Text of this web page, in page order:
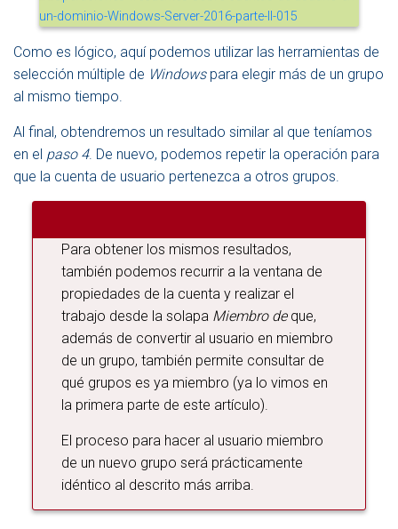
Como es lógico, aquí podemos utilizar las herramientas de
selección múltiple de Windowspara elegir más de un grupo
al mismo tiempo.
Al final, obtendremos un resultado similar al que teníamos
en el paso 4. De nuevo, podemos repetir la operación para
que la cuenta de usuario pertenezca a otros grupos.
Para obtener los mismos resultados,
también podemos recurrir a la ventana de
propiedades de la cuenta y realizar el
trabajo desde la solapa Miembro deque,
además de convertir al usuario en miembro
de un grupo, también permite consultar de
qué grupos es ya miembro (ya lo vimos en
la primera parte de este artículo).
El proceso para hacer al usuario miembro
de un nuevo grupo será prácticamente
idéntico al descrito más arriba.